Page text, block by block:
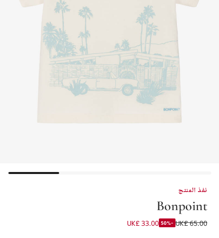
نفذ المنتج
Bonpoint
تيشيرت بطبعة سيارة قطن لون عاجي للأولاد
UK£ 65.00
-50%
UK£ 33.00